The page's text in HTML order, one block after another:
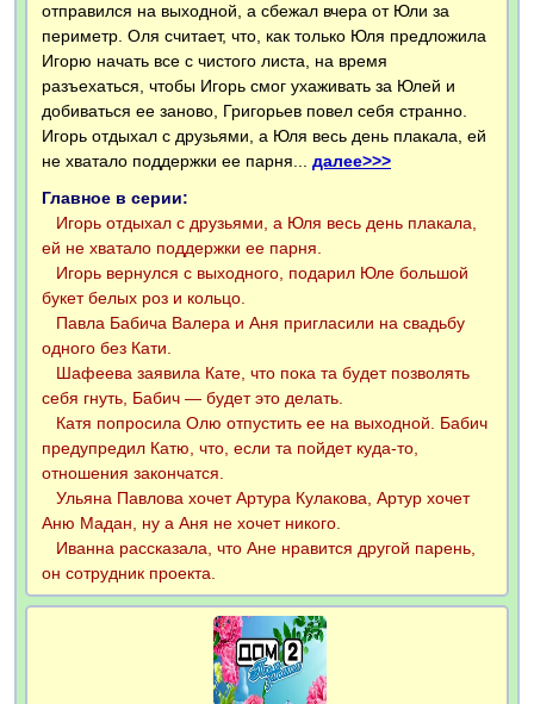
отправился на выходной, а сбежал вчера от Юли за
периметр. Оля считает, что, как только Юля предложила
Игорю начать все с чистого листа, на время
разъехаться, чтобы Игорь смог ухаживать за Юлей и
добиваться ее заново, Григорьев повел себя странно.
Игорь отдыхал с друзьями, а Юля весь день плакала, ей
не хватало поддержки ее парня... далее>>>
Главное в серии:
Игорь отдыхал с друзьями, а Юля весь день плакала,
ей не хватало поддержки ее парня.
Игорь вернулся с выходного, подарил Юле большой
букет белых роз и кольцо.
Павла Бабича Валера и Аня пригласили на свадьбу
одного без Кати.
Шафеева заявила Кате, что пока та будет позволять
себя гнуть, Бабич — будет это делать.
Катя попросила Олю отпустить ее на выходной. Бабич
предупредил Катю, что, если та пойдет куда-то,
отношения закончатся.
Ульяна Павлова хочет Артура Кулакова, Артур хочет
Аню Мадан, ну а Аня не хочет никого.
Иванна рассказала, что Ане нравится другой парень,
он сотрудник проекта.